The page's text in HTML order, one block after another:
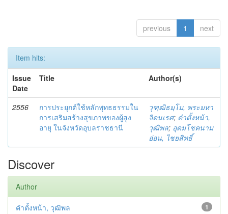
previous 1 next
Item hits:
Issue
Date
Title Author(s)
2556
การประยุกต์ใช้หลักพุทธธรรมใน
การเสริมสร้างสุขภาพของผู้สูง
อายุ ในจังหวัดอุบลราชธานี
วุฑฺฒิธมฺโม, พระมหา
จิตนเรศ; คำตั้งหน้า,
วุฒิพล; อุดมโชคนาม
อ่อน, ไชยสิทธิ์
Discover
Author
1
คำตั้งหน้า, วุฒิพล